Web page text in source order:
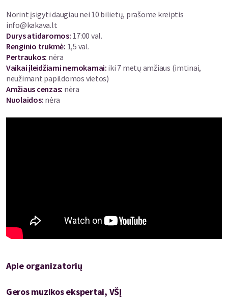
koncertinės veiklos O. Vyšniauskas visada randa laiko savo
pomėgiams – pralekia motociklu, plaukioja laivu, žvejoja,
medžioja ir mėgaujasi kiekviena diena, kurią padovanoja
gyvenimas.
Save vadinantis „savo dainų metraštininku“ Ovidijus įsitikinęs,
kad norint, kad gimtų kažkas netikėto, autoriui reikia būti
„alkanam“ išgyvenimų. „Anksčiau kūryba buvo tokia gaivališka,
lengva, natūrali, kurdavau pakankamai daug. Bet kai semi viską iš
vieno šulinio, anksčiau ar vėliau ateina toks laikas, kai gali užlipti
Pasisemti šviesos ir atrasti naująjį Ovidijaus Vyšniausko skambesį
kviečia geros muzikos ekspertai „Bardai LT“.
Norint įsigyti daugiau nei 10 bilietų, prašome kreiptis
info@kakava.lt
Durys atidaromos: 17:00 val.
Renginio trukmė: 1,5 val.
Pertraukos: nėra
Vaikai įleidžiami nemokamai: iki 7 metų amžiaus (imtinai,
neužimant papildomos vietos)
Amžiaus cenzas: nėra
Nuolaidos: nėra
Apie organizatorių
Geros muzikos ekspertai, VŠĮ